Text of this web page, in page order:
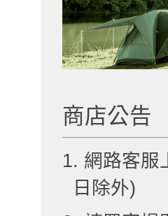
商店公告
1. 網路客服
日除外)